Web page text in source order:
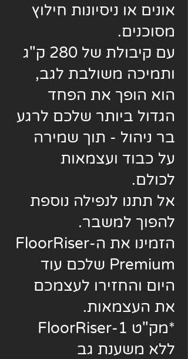
אונים או ניסיונות חילוץ
מסוכנים.
עם קיבולת של 280 ק"ג
ותמיכה משולבת לגב,
הוא הופך את הפחד
הגדול ביותר שלכם לרגע
בר ניהול - תוך שמירה
על כבוד ועצמאות
לכולם.
אל תתנו לנפילה נוספת
להפוך למשבר.
הזמינו את ה-FloorRiser
Premium שלכם עוד
היום והחזירו לעצמכם
את העצמאות.
*מק"ט FloorRiser-1
ללא משענת גב